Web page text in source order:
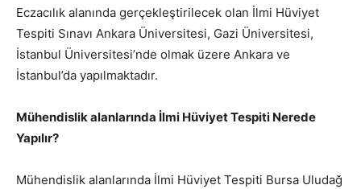
Eczacılık alanında gerçekleştirilecek olan İlmi Hüviyet
Tespiti Sınavı Ankara Üniversitesi, Gazi Üniversitesi,
İstanbul Üniversitesi’nde olmak üzere Ankara ve
İstanbul’da yapılmaktadır.
Mühendislik alanlarında İlmi Hüviyet Tespiti Nerede
Yapılır?
Mühendislik alanlarında İlmi Hüviyet Tespiti Bursa Uludağ